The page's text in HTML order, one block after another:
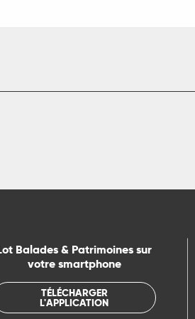
Balades & Patrimoines sur
votre smartphone
TÉLÉCHARGER
L'APPLICATION